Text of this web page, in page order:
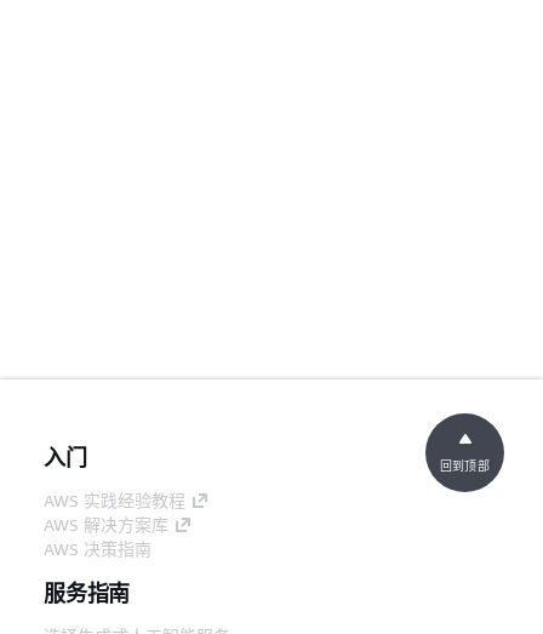
入门
AWS 实践经验教程
AWS 解决方案库
AWS 决策指南
服务指南
回到顶部